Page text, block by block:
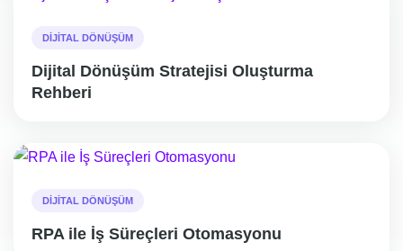
DIJITAL DÖNÜŞÜM
Dijital Dönüşüm Stratejisi Oluşturma
Rehberi
DIJITAL DÖNÜŞÜM
RPA ile İş Süreçleri Otomasyonu